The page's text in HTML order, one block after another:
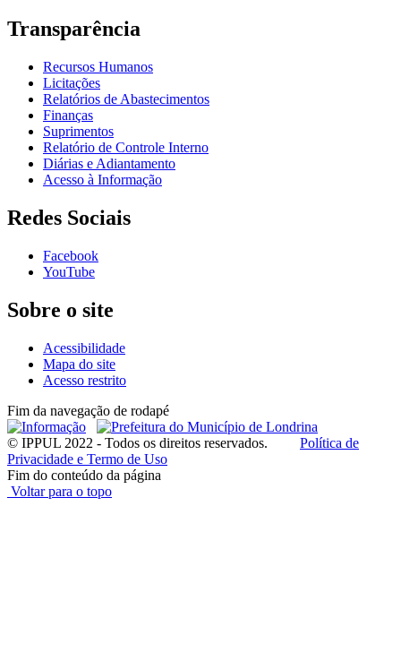
Transparência
Recursos Humanos
Licitações
Relatórios de Abastecimentos
Finanças
Suprimentos
Relatório de Controle Interno
Diárias e Adiantamento
Acesso à Informação
Redes Sociais
Facebook
YouTube
Sobre o site
Acessibilidade
Mapa do site
Acesso restrito
Fim da navegação de rodapé
© IPPUL 2022 - Todos os direitos reservados. Política de
Privacidade e Termo de Uso
Fim do conteúdo da página
Voltar para o topo